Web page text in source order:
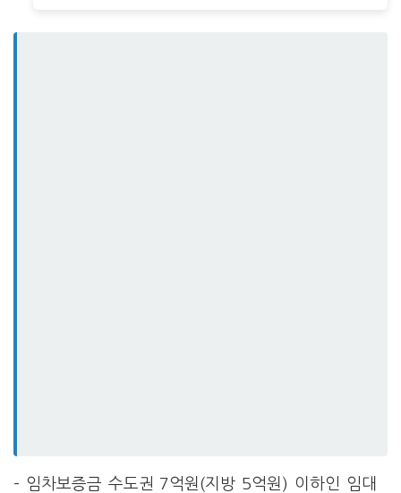
– 임차보증금 수도권 7억원(지방 5억원) 이하인 임대